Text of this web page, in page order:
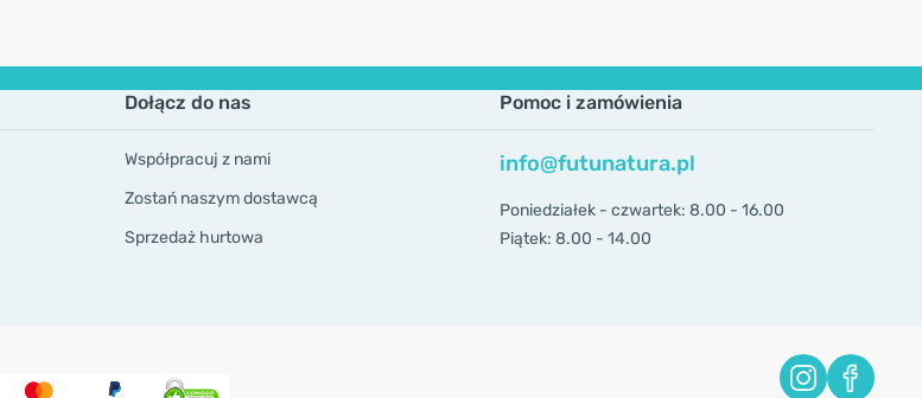
Dołącz do nas
Współpracuj z nami
Zostań naszym dostawcą
Sprzedaż hurtowa
Pomoc i zamówienia
info@futunatura.pl
Poniedziałek - czwartek: 8.00 - 16.00
Piątek: 8.00 - 14.00